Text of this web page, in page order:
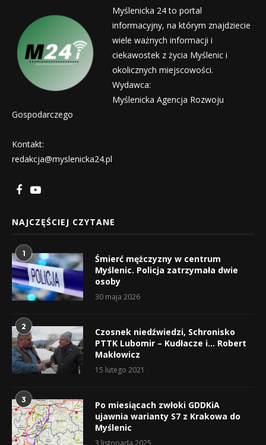
Myślenicka 24 to portal
informacyjny, na którym znajdziecie
wiele ważnych informacji i
ciekawostek z życia Myślenic i
okolicznych miejscowości.
Wydawca:
Myślenicka Agencja Rozwoju
Gospodarczego
Kontakt:
redakcja@myslenicka24.pl
NAJCZĘŚCIEJ CZYTANE
1
Śmierć mężczyzny w centrum
Myślenic. Policja zatrzymała dwie
osoby
30 maja 2026
2
Czosnek niedźwiedzi, Schronisko
PTTK Lubomir – Kudłacze i… Robert
Makłowicz
15 lutego 2021
3
Po miesiącach zwłoki GDDKiA
ujawnia warianty S7 z Krakowa do
Myślenic
3 listopada 2025